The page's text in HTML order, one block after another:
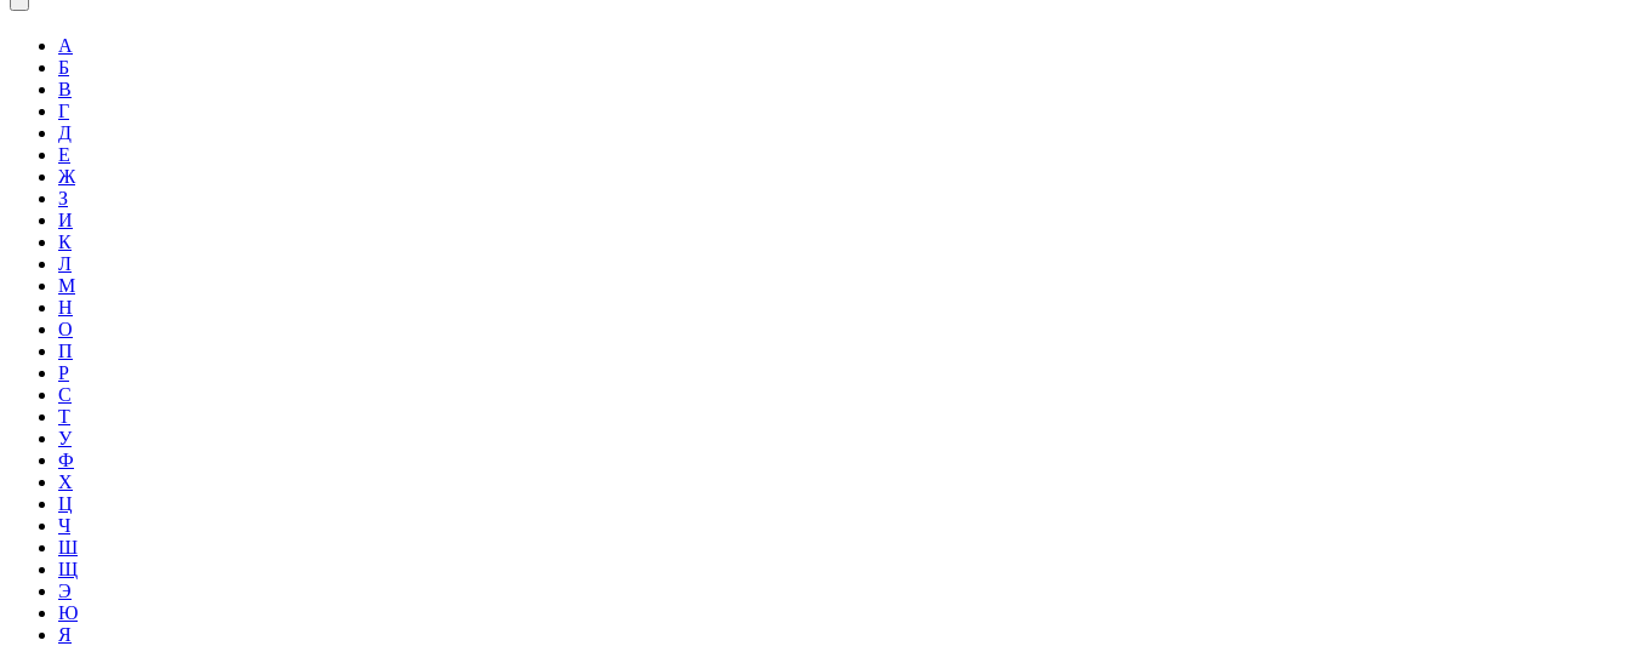
А
Б
В
Г
Д
Е
Ж
З
И
К
Л
М
Н
О
П
Р
С
Т
У
Ф
Х
Ц
Ч
Ш
Щ
Э
Ю
Я